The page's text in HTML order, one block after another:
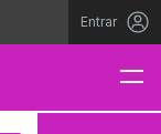
Entrar